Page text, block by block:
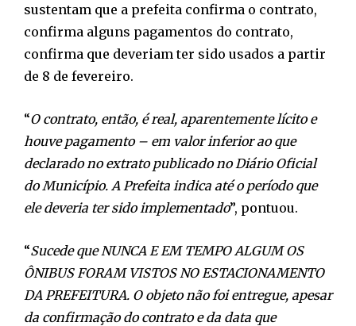
sustentam que a prefeita confirma o contrato,
confirma alguns pagamentos do contrato,
confirma que deveriam ter sido usados a partir
de 8 de fevereiro.
“O contrato, então, é real, aparentemente lícito e
houve pagamento – em valor inferior ao que
declarado no extrato publicado no Diário Oficial
do Município. A Prefeita indica até o período que
ele deveria ter sido implementado”, pontuou.
“Sucede que NUNCA E EM TEMPO ALGUM OS
ÔNIBUS FORAM VISTOS NO ESTACIONAMENTO
DA PREFEITURA. O objeto não foi entregue, apesar
da confirmação do contrato e da data que